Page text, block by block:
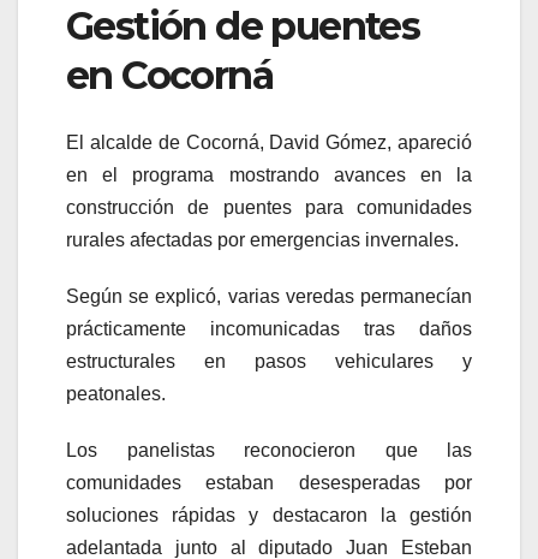
Gestión de puentes
en Cocorná
El alcalde de Cocorná, David Gómez, apareció
en el programa mostrando avances en la
construcción de puentes para comunidades
rurales afectadas por emergencias invernales.
Según se explicó, varias veredas permanecían
prácticamente incomunicadas tras daños
estructurales en pasos vehiculares y
peatonales.
Los panelistas reconocieron que las
comunidades estaban desesperadas por
soluciones rápidas y destacaron la gestión
adelantada junto al diputado Juan Esteban